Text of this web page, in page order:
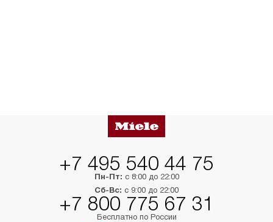
+7 495 540 44 75
Пн-Пт: с 8:00 до 22:00
Сб-Вс: с 9:00 до 22:00
+7 800 775 67 31
Бесплатно по России